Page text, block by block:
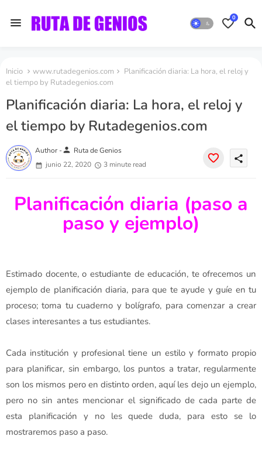
0
Inicio www.rutadegenios.com
Planificación diaria: La hora, el reloj y
el tiempo by Rutadegenios.com
Planificación diaria: La hora, el reloj y
el tiempo by Rutadegenios.com
Author -person Ruta de Genios
junio 22, 2020
3 minute read
share
Planificación diaria (paso a
paso y ejemplo)
Estimado docente, o estudiante de educación, te ofrecemos un
ejemplo de planificación diaria, para que te ayude y guíe en tu
proceso; toma tu cuaderno y bolígrafo, para comenzar a crear
clases interesantes a tus estudiantes.
Cada institución y profesional tiene un estilo y formato propio
para planificar, sin embargo, los puntos a tratar, regularmente
son los mismos pero en distinto orden, aquí les dejo un ejemplo,
pero no sin antes mencionar el significado de cada parte de
esta planificación y no les quede duda, para esto se lo
mostraremos paso a paso.